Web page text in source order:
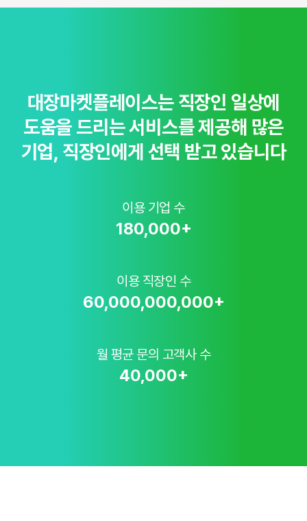
대장마켓플레이스는 직장인 일상에
도움을 드리는 서비스를 제공해 많은
기업, 직장인에게 선택 받고 있습니다
이용 기업 수
180,000+
이용 직장인 수
60,000,000,000+
월 평균 문의 고객사 수
40,000+